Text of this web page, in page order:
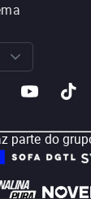
parte do